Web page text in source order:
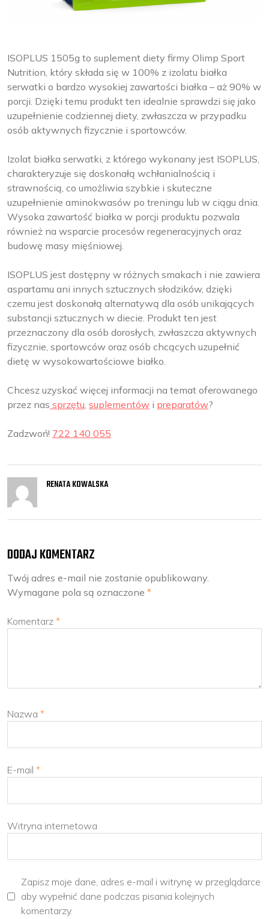
ISOPLUS 1505g to suplement diety firmy Olimp Sport
Nutrition, który składa się w 100% z izolatu białka
serwatki o bardzo wysokiej zawartości białka – aż 90% w
porcji. Dzięki temu produkt ten idealnie sprawdzi się jako
uzupełnienie codziennej diety, zwłaszcza w przypadku
osób aktywnych fizycznie i sportowców.
Izolat białka serwatki, z którego wykonany jest ISOPLUS,
charakteryzuje się doskonałą wchłanialnością i
strawnością, co umożliwia szybkie i skuteczne
uzupełnienie aminokwasów po treningu lub w ciągu dnia.
Wysoka zawartość białka w porcji produktu pozwala
również na wsparcie procesów regeneracyjnych oraz
budowę masy mięśniowej.
ISOPLUS jest dostępny w różnych smakach i nie zawiera
aspartamu ani innych sztucznych słodzików, dzięki
czemu jest doskonałą alternatywą dla osób unikających
substancji sztucznych w diecie. Produkt ten jest
przeznaczony dla osób dorosłych, zwłaszcza aktywnych
fizycznie, sportowców oraz osób chcących uzupełnić
dietę w wysokowartościowe białko.
Chcesz uzyskać więcej informacji na temat oferowanego
przez nas sprzętu, suplementów i preparatów?
Zadzwoń! 722 140 055
RENATA KOWALSKA
DODAJ KOMENTARZ
Twój adres e-mail nie zostanie opublikowany.
Wymagane pola są oznaczone *
Komentarz *
Nazwa *
E-mail *
Witryna internetowa
Zapisz moje dane, adres e-mail i witrynę w przeglądarce
aby wypełnić dane podczas pisania kolejnych
komentarzy.